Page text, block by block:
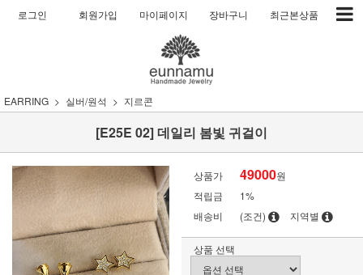
로그인 회원가입 마이페이지 장바구니 최근본상품
EARRING 실버/원석 지르콘
[E25E 02] 데일리 봄빛 귀걸이
상품가 49000원
적립금
1%
배송비
(조건) 지역별
상품 선택